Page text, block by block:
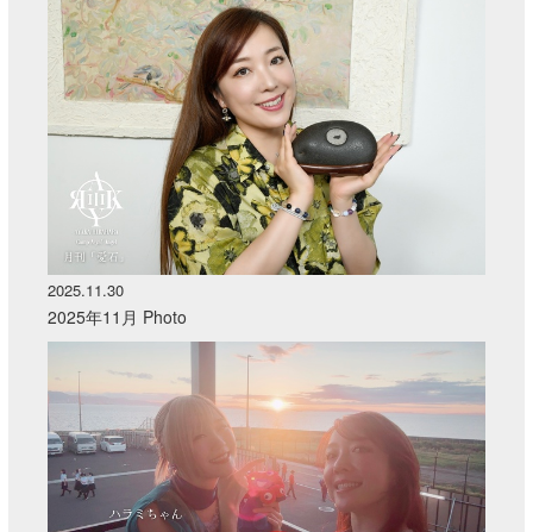
2025.11.30
2025年11月 Photo